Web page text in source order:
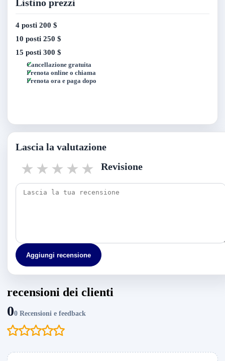
Listino prezzi
4 posti 200 $
10 posti 250 $
15 posti 300 $
Cancellazione gratuita
Prenota online o chiama
Prenota ora e paga dopo
Lascia la valutazione
5 stars
4 stars
3 stars
2 stars
1 star Revisione
Aggiungi recensione
recensioni dei clienti
00 Recensioni e feedback